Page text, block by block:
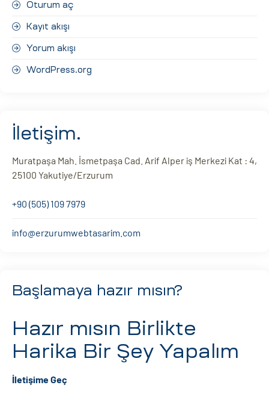
Oturum aç
Kayıt akışı
Yorum akışı
WordPress.org
İletişim.
Muratpaşa Mah. İsmetpaşa Cad. Arif Alper iş Merkezi Kat : 4,
25100 Yakutiye/Erzurum
+90 (505) 109 7979
info@erzurumwebtasarim.com
Başlamaya hazır mısın?
Hazır mısın Birlikte
Harika Bir Şey Yapalım
İletişime Geç